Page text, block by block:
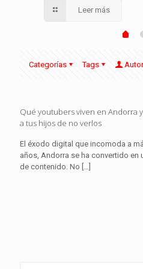
Leer más
Categorías Tags
Qué youtubers viven en Andorra
a tus hijos de no verlos
El éxodo digital que incomoda a
años, Andorra se ha convertido en
de contenido. No […]